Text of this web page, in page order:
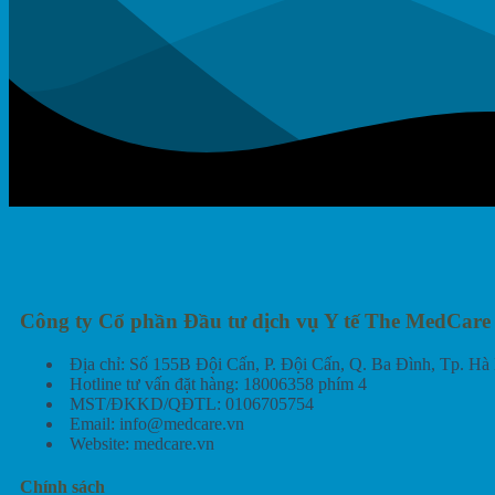
Công ty Cổ phần Đầu tư dịch vụ Y tế The MedCare
Địa chỉ: Số 155B Đội Cấn, P. Đội Cấn, Q. Ba Đình, Tp. Hà
Hotline tư vấn đặt hàng: 18006358 phím 4
MST/ĐKKD/QĐTL: 0106705754
Email: info@medcare.vn
Website: medcare.vn
Chính sách